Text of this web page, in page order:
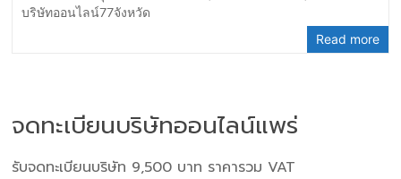
บริษัทออนไลน์77จังหวัด
Read more
จดทะเบียนบริษัทออนไลน์แพร่
รับจดทะเบียนบริษัท 9,500 บาท ราคารวม VAT